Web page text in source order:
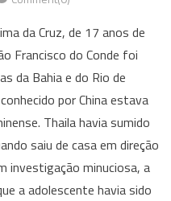
da Cruz, de 17 anos de
Francisco do Conde foi
da Bahia e do Rio de
por China estava
Thaila havia sumido
saiu de casa em direção
investigação minuciosa, a
a adolescente havia sido